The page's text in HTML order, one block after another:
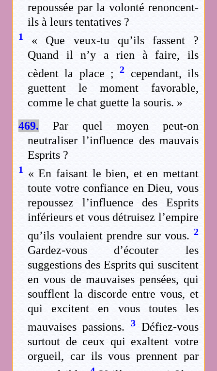
repoussée par la volonté renoncent-
ils à leurs tentatives ?
1
« Que veux-tu qu’ils fassent ?
Quand il n’y a rien à faire, ils
cèdent la place ;2
cependant, ils
guettent le moment favorable,
comme le chat guette la souris. »
469. Par quel moyen peut-on
neutraliser l’influence des mauvais
Esprits ?
1
« En faisant le bien, et en mettant
toute votre confiance en Dieu, vous
repoussez l’influence des Esprits
inférieurs et vous détruisez l’empire
qu’ils voulaient prendre sur vous. 2
Gardez-vous d’écouter les
suggestions des Esprits qui suscitent
en vous de mauvaises pensées, qui
soufflent la discorde entre vous, et
qui excitent en vous toutes les
mauvaises passions.
3Défiez-vous
surtout de ceux qui exaltent votre
orgueil, car ils vous prennent par